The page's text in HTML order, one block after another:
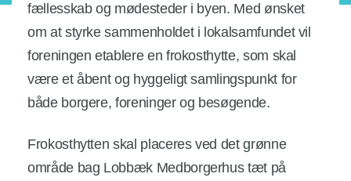
fællesskab og mødesteder i byen. Med ønsket
om at styrke sammenholdet i lokalsamfundet vil
foreningen etablere en frokosthytte, som skal
være et åbent og hyggeligt samlingspunkt for
både borgere, foreninger og besøgende.
Frokosthytten skal placeres ved det grønne
område bag Lobbæk Medborgerhus tæt på